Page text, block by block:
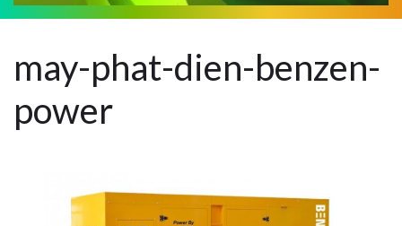
may-phat-dien-benzen-
power